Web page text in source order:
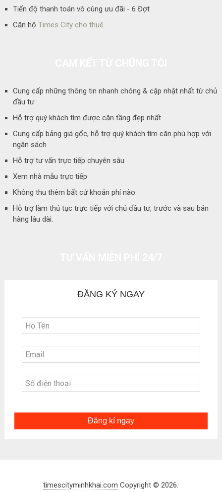
Tiến độ thanh toán vô cùng ưu đãi - 6 Đợt
Căn hộ Times City cho thuê
Cung cấp những thông tin nhanh chóng & cập nhật nhất từ chủ
đầu tư
Hỗ trợ quý khách tìm được căn tầng đẹp nhất
Cung cấp bảng giá gốc, hỗ trợ quý khách tìm căn phù hợp với
ngân sách
Hỗ trợ tư vấn trực tiếp chuyên sâu
Xem nhà mẫu trực tiếp
Không thu thêm bất cứ khoản phí nào.
Hỗ trợ làm thủ tục trực tiếp với chủ đầu tư, trước và sau bán
hàng lâu dài.
ĐĂNG KÝ NGAY
Đăng kí ngay
timescityminhkhai.com Copyright © 2026.